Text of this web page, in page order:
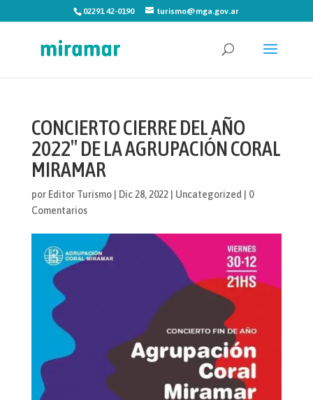
02291 42-0190 turismo@mga.gov.ar
CONCIERTO CIERRE DEL AÑO
2022″ DE LA AGRUPACIÓN CORAL
MIRAMAR
por Editor Turismo| Dic 28, 2022| Uncategorized
0
Comentarios